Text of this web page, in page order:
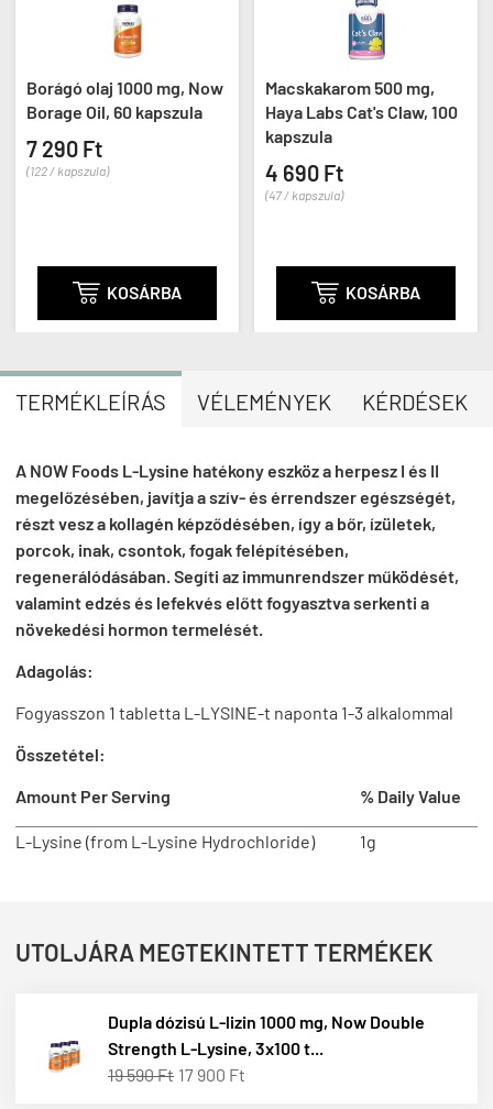
Borágó olaj 1000 mg, Now
Borage Oil, 60 kapszula
7 290 Ft
(122 / kapszula)
 KOSÁRBA
Macskakarom 500 mg,
Haya Labs Cat's Claw, 100
kapszula
4 690 Ft
(47 / kapszula)
 KOSÁRBA
TERMÉKLEÍRÁS VÉLEMÉNYEK KÉRDÉSEK
A NOW Foods L-Lysine hatékony eszköz a herpesz I és II
megelőzésében, javítja a szív- és érrendszer egészségét,
részt vesz a kollagén képződésében, így a bőr, ízületek,
porcok, inak, csontok, fogak felépítésében,
regenerálódásában. Segíti az immunrendszer működését,
valamint edzés és lefekvés előtt fogyasztva serkenti a
növekedési hormon termelését.
Adagolás:
Fogyasszon 1 tabletta L-LYSINE-t naponta 1-3 alkalommal
Összetétel:
Amount Per Serving
% Daily Value
L-Lysine (from L-Lysine Hydrochloride) 1g
UTOLJÁRA MEGTEKINTETT TERMÉKEK
Dupla dózisú L-lizin 1000 mg, Now Double
Strength L-Lysine, 3x100 t...
19 590 Ft 17 900 Ft